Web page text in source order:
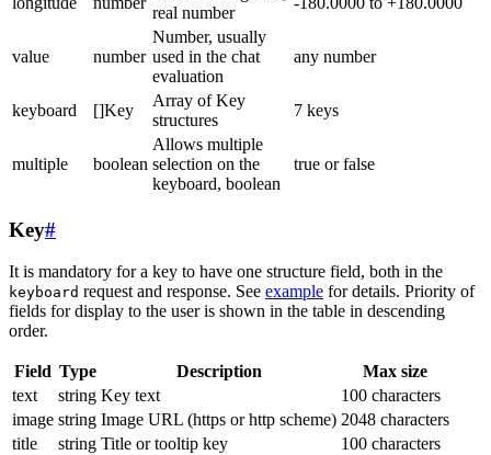
real number
value number
Number, usually
used in the chat
evaluation
any number
keyboard []Key
Array of Key
structures
7 keys
multiple boolean
Allows multiple
selection on the
keyboard, boolean
true or false
Key#
It is mandatory for a key to have one structure field, both in the
keyboard request and response. See example for details. Priority of
fields for display to the user is shown in the table in descending
order.
Field Type Description
Max size
text
string Key text
100 characters
image string Image URL (https or http scheme) 2048 characters
title
string Title or tooltip key
100 characters